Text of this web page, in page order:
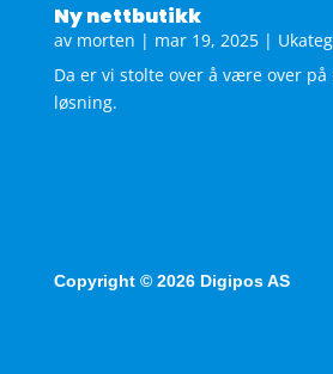
Ny nettbutikk
av morten | mar 19, 2025|
Da er vi stolte over å være over
løsning.
Copyright © 2026 Digipos AS